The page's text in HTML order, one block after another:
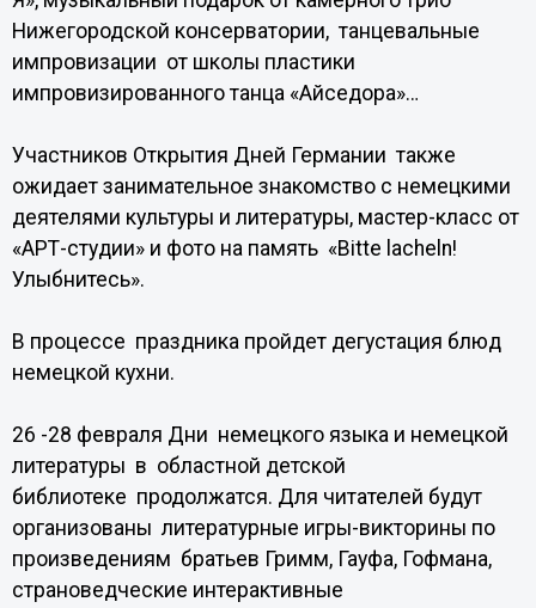
Нижегородской консерватории, танцевальные
импровизации от школы пластики
импровизированного танца «Айседора»…
Участников Открытия Дней Германии также
ожидает занимательное знакомство с немецкими
деятелями культуры и литературы, мастер-класс от
«АРТ-студии» и фото на память «Bitte lacheln!
Улыбнитесь».
В процессе праздника пройдет дегустация блюд
немецкой кухни.
26 -28 февраля Дни немецкого языка и немецкой
литературы в областной детской
библиотеке продолжатся. Для читателей будут
организованы литературные игры-викторины по
произведениям братьев Гримм, Гауфа, Гофмана,
страноведческие интерактивные